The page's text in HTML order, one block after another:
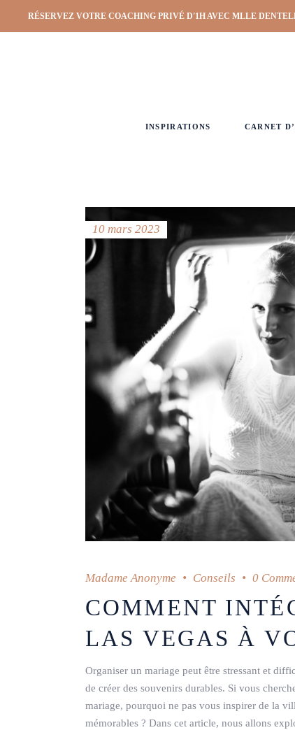
RÉSERVEZ VOTRE COACHING PRIVÉ D'1H AVEC MLLE
INSPIRATIONS CARNET
10 mars 2023
Madame Anonyme Conseils 0
COMMENT
LAS VEGAS À
Organiser un mariage peut être stressant et
de créer des souvenirs durables. Si vous
mariage, pourquoi ne pas vous inspirer de la
mémorables ? Dans cet article, nous allons